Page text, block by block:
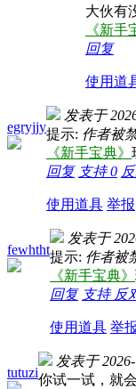
大伙有
《新手
回复
使用道
egryjjy
发表于
提示: 作者被
《新手宝典》
回复 支持0
使用道具 举报
fewhtht
发表于
提示: 作者被
《新手宝典》
回复 支持 反
使用道具 举
tutuzi
发表于
你试一试，就